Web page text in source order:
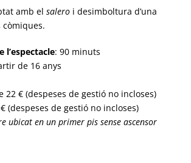
amb el salero i desimboltura d’una
l’espectacle: 90 minuts
de 16 anys
22 € (despeses de gestió no incloses)
(despeses de gestió no incloses)
ubicat en un primer pis sense ascensor